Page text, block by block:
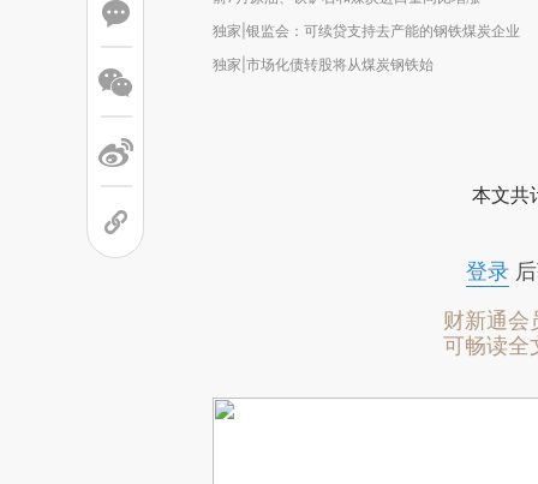
独家|银监会：可续贷支持去产能的钢铁煤炭企业
独家|市场化债转股将从煤炭钢铁始
本文共
登录后
财新通会
可畅读全